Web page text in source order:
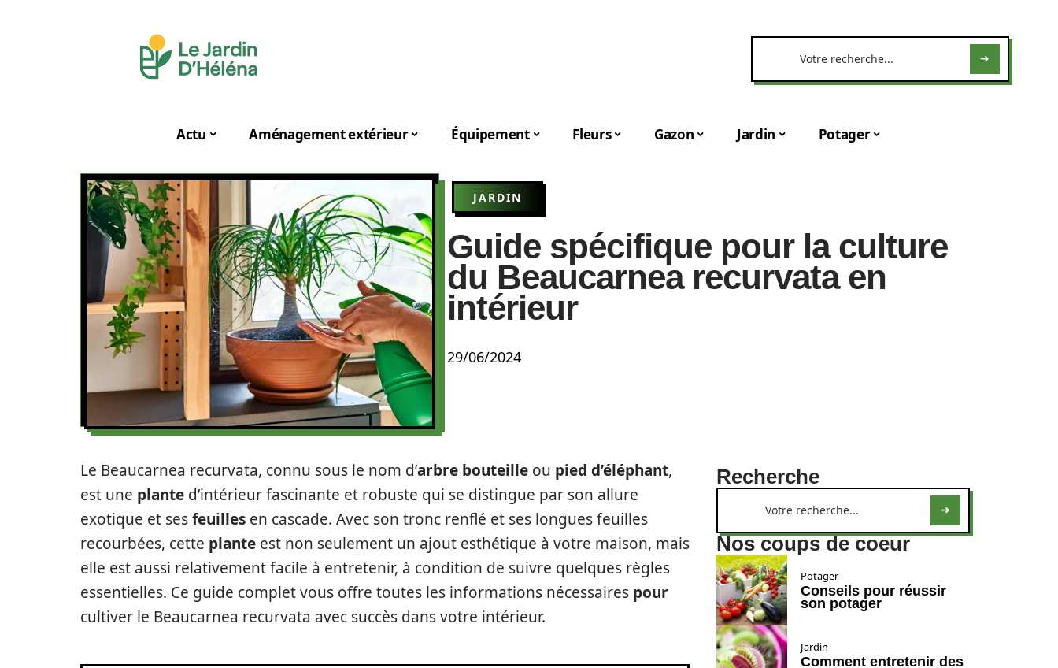
Actu Aménagement extérieur Équipement Fleurs Gazon Jardin Potager
JARDIN
Guide spécifique pour la culture
du Beaucarnea recurvata en
intérieur
29/06/2024
Le Beaucarnea recurvata, connu sous le nom d’arbre bouteille ou pied d’éléphant,
est une plante d’intérieur fascinante et robuste qui se distingue par son allure
exotique et sesfeuilles en cascade. Avec son tronc renflé et ses longues feuilles
recourbées, cette plante est non seulement un ajout esthétique à votre maison, mais
elle est aussi relativement facile à entretenir, à condition de suivre quelques règles
essentielles. Ce guide complet vous offre toutes les informations nécessaires pour
cultiver le Beaucarnea recurvata avec succès dans votre intérieur.
Recherche
Nos coups de coeur
Potager
Conseils pour réussir
son potager
Jardin
Comment entretenir des